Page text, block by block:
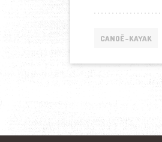
CANOË-KAYAK